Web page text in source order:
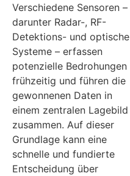
Verschiedene Sensoren –
darunter Radar-, RF-
Detektions- und optische
Systeme – erfassen
potenzielle Bedrohungen
frühzeitig und führen die
gewonnenen Daten in
einem zentralen Lagebild
zusammen. Auf dieser
Grundlage kann eine
schnelle und fundierte
Entscheidung über